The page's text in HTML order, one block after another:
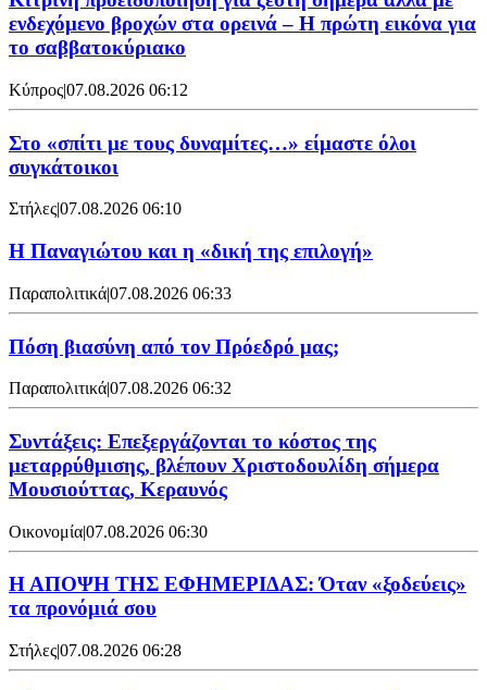
ενδεχόμενο βροχών στα ορεινά – Η πρώτη εικόνα για
το σαββατοκύριακο
Κύπρος|07.08.2026 06:12
Στο «σπίτι με τους δυναμίτες…» είμαστε όλοι
συγκάτοικοι
Στήλες|07.08.2026 06:10
Η Παναγιώτου και η «δική της επιλογή»
Παραπολιτικά|07.08.2026 06:33
Πόση βιασύνη από τον Πρόεδρό μας;
Παραπολιτικά|07.08.2026 06:32
Συντάξεις: Επεξεργάζονται το κόστος της
μεταρρύθμισης, βλέπουν Χριστοδουλίδη σήμερα
Μουσιούττας, Κεραυνός
Οικονομία|07.08.2026 06:30
Η ΑΠΟΨΗ ΤΗΣ ΕΦΗΜΕΡΙΔΑΣ: Όταν «ξοδεύεις»
τα προνόμιά σου
Στήλες|07.08.2026 06:28